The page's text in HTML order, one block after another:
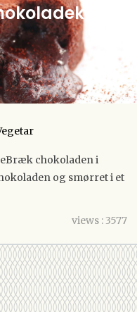
chokoladen i
og smørret i et
views : 3577